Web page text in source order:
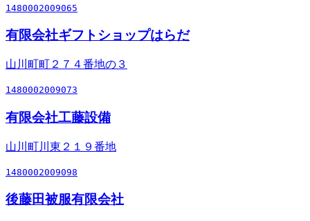
1480002009065
有限会社ギフトショップはらだ
山川町町２７４番地の３
1480002009073
有限会社工藤設備
山川町川東２１９番地
1480002009098
後藤田被服有限会社